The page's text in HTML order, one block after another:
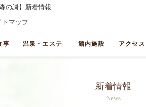
の謌】新着情報
トマップ
事 温泉・エステ 館内施設 アクセス
新着情報
News